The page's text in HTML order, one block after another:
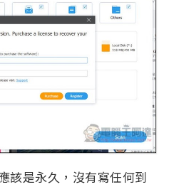
該是永久，沒有寫任何到